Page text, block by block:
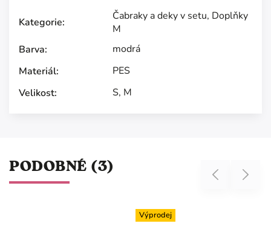
Kategorie: Čabraky a deky v setu, Doplňky
M
Barva:
modrá
Materiál:
PES
Velikost: S, M
PODOBNÉ (3) Previous
Výprodej
Next